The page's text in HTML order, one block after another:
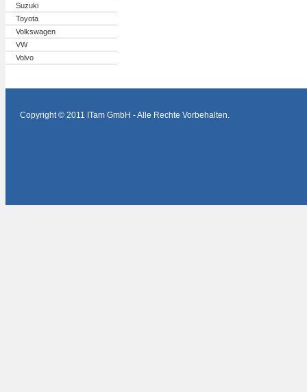
Suzuki
Toyota
Volkswagen
VW
Volvo
Copyright © 2011 ITam GmbH - Alle Rechte Vorbehalten.